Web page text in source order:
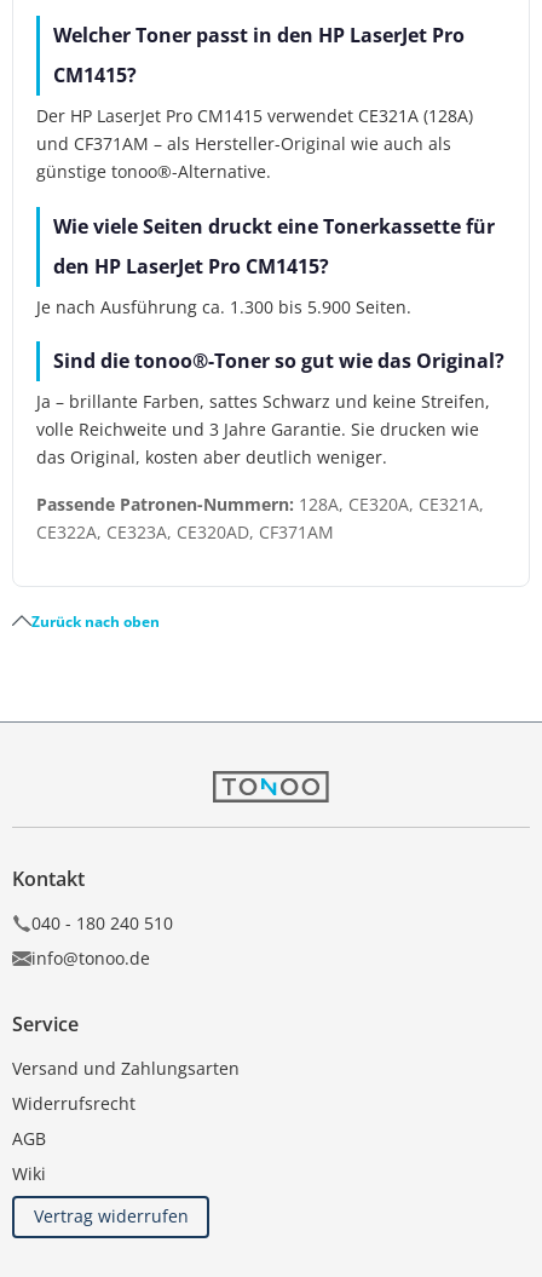
Welcher Toner passt in den HP LaserJet Pro
CM1415?
Der HP LaserJet Pro CM1415 verwendet CE321A (128A)
und CF371AM – als Hersteller-Original wie auch als
günstige tonoo®-Alternative.
Wie viele Seiten druckt eine Tonerkassette für
den HP LaserJet Pro CM1415?
Je nach Ausführung ca. 1.300 bis 5.900 Seiten.
Sind die tonoo®-Toner so gut wie das Original?
Ja – brillante Farben, sattes Schwarz und keine Streifen,
volle Reichweite und 3 Jahre Garantie. Sie drucken wie
das Original, kosten aber deutlich weniger.
Passende Patronen-Nummern: 128A, CE320A, CE321A,
CE322A, CE323A, CE320AD, CF371AM
Zurück nach oben
Kontakt
040 - 180 240 510
info@tonoo.de
Service
Versand und Zahlungsarten
Widerrufsrecht
AGB
Wiki
Vertrag widerrufen